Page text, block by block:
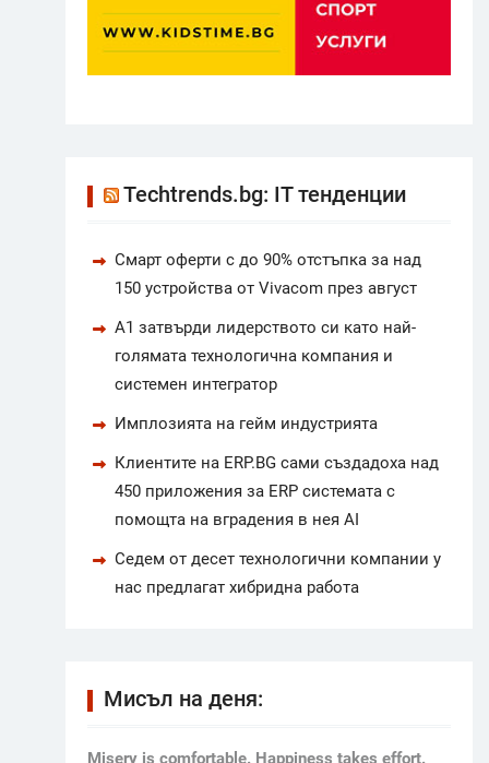
Techtrends.bg: IT тенденции
Смарт оферти с до 90% отстъпка за над
150 устройства от Vivacom през август
А1 затвърди лидерството си като най-
голямата технологична компания и
системен интегратор
Имплозията на гейм индустрията
Клиентите на ERP.BG сами създадоха над
450 приложения за ERP системата с
помощта на вградения в нея AI
Седем от десет технологични компании у
нас предлагат хибридна работа
Мисъл на деня:
Мisery is comfortable. Happiness takes effort.